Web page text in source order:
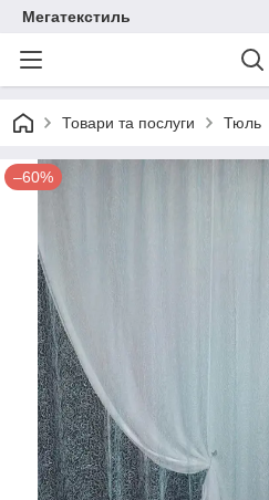
Мегатекстиль
Товари та послуги Тюль
–60%